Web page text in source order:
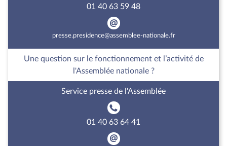
01 40 63 59 48
presse.presidence@assemblee-nationale.fr
Une question sur le fonctionnement et l’activité de
l'Assemblée nationale ?
Service presse de l'Assemblée
01 40 63 64 41